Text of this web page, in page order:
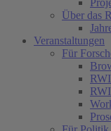
Über das
Veranstaltungen
Für